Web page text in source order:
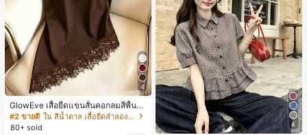
4
GlowEve เสื้อยืดแขนสั้นคอกลมสีพื้นลำ
ลองอเนกประสงค์สำหรับผู้หญิง
#2 ขายดี
ใน สีน้ำตาล เสื้อยืดลำลองพื้นฐาน
80+ sold
4